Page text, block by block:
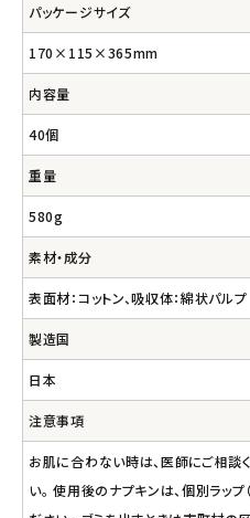
パッケージサイズ
170×115×365mm
内容量
40個
重量
580g
素材・成分
表面材：コットン、吸収体：綿状パルプ
製造国
日本
注意事項
お肌に合わない時は、医師にご相談
い。 使用後のナプキンは、個別ラッ